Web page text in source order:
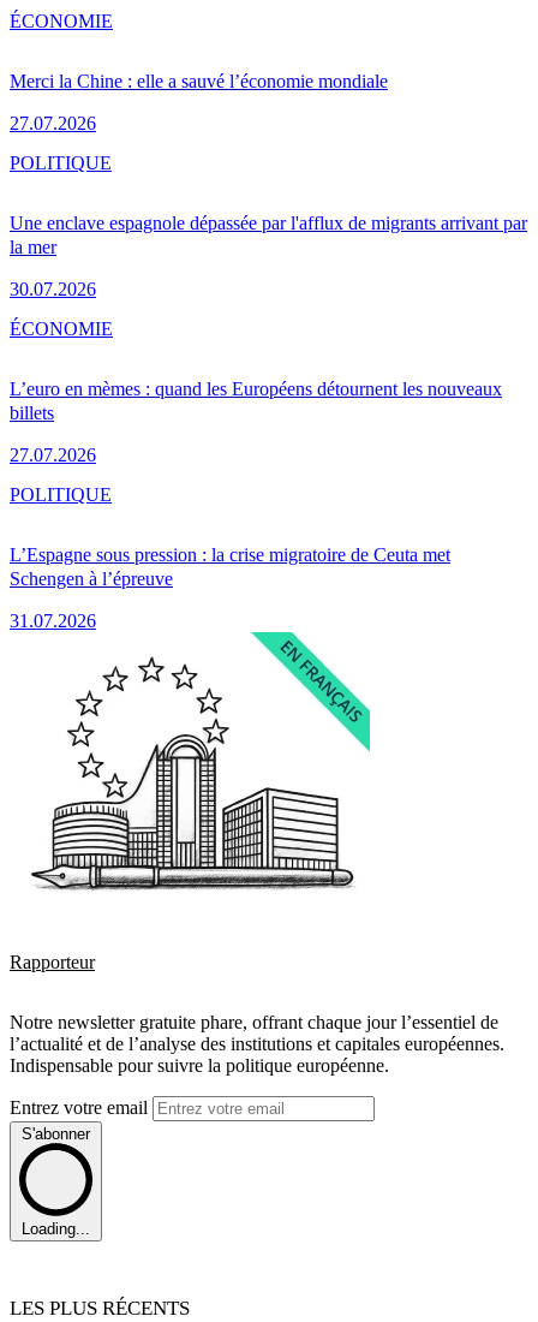
Merci la Chine : elle a sauvé l’économie mondiale
27.07.2026
ÉCONOMIE
Une enclave espagnole dépassée par l'afflux de migrants arrivant par
la mer
30.07.2026
POLITIQUE
L’euro en mèmes : quand les Européens détournent les nouveaux
billets
27.07.2026
ÉCONOMIE
L’Espagne sous pression : la crise migratoire de Ceuta met
Schengen à l’épreuve
31.07.2026
POLITIQUE
Rapporteur
Notre newsletter gratuite phare, offrant chaque jour l’essentiel de
l’actualité et de l’analyse des institutions et capitales européennes.
Indispensable pour suivre la politique européenne.
Entrez votre email
S'abonner
Loading...
LES PLUS RÉCENTS